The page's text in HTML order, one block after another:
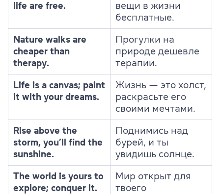
life are free.
вещи в жизни
бесплатные.
Nature walks are
cheaper than
therapy.
Прогулки на
природе дешевле
терапии.
Life is a canvas; paint
it with your dreams.
Жизнь — это холст,
раскрасьте его
своими мечтами.
Rise above the
storm, you’ll find the
sunshine.
Поднимись над
бурей, и ты
увидишь солнце.
The world is yours to
explore; conquer it.
Мир открыт для
твоего